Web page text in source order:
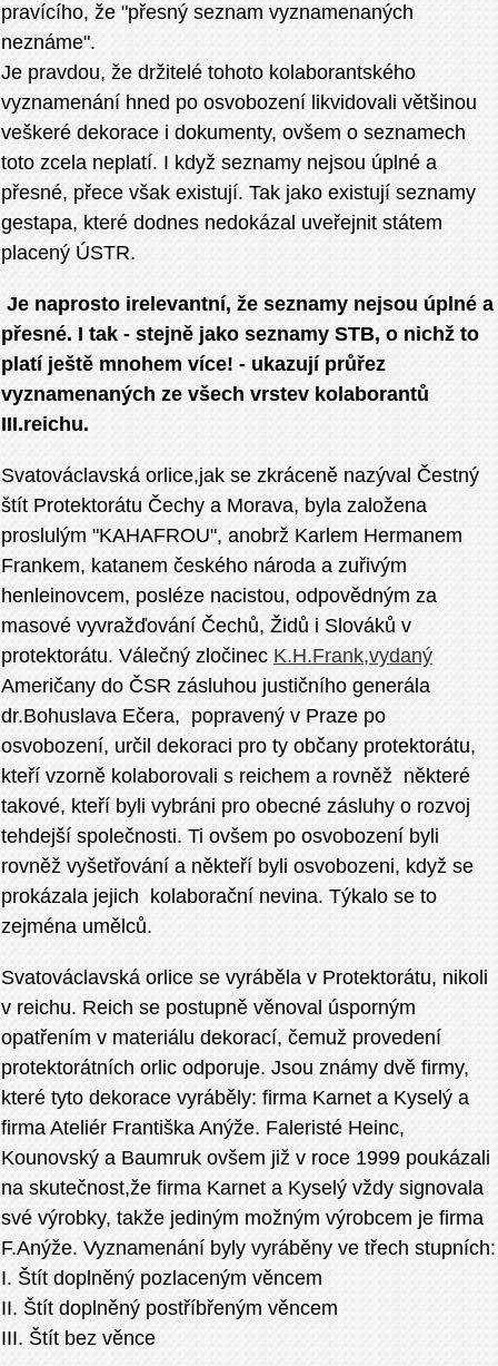
pravícího, že "přesný seznam vyznamenaných
neznáme".
Je pravdou, že držitelé tohoto kolaborantského
vyznamenání hned po osvobození likvidovali většinou
veškeré dekorace i dokumenty, ovšem o seznamech
toto zcela neplatí. I když seznamy nejsou úplné a
přesné, přece však existují. Tak jako existují seznamy
gestapa, které dodnes nedokázal uveřejnit státem
placený ÚSTR.
Je naprosto irelevantní, že seznamy nejsou úplné a
přesné. I tak - stejně jako seznamy STB, o nichž to
platí ještě mnohem více! - ukazují průřez
vyznamenaných ze všech vrstev kolaborantů
III.reichu.
Svatováclavská orlice,jak se zkráceně nazýval Čestný
štít Protektorátu Čechy a Morava, byla založena
proslulým "KAHAFROU", anobrž Karlem Hermanem
Frankem, katanem českého národa a zuřivým
henleinovcem, posléze nacistou, odpovědným za
masové vyvražďování Čechů, Židů i Slováků v
protektorátu. Válečný zločinec K.H.Frank,vydaný
Američany do ČSR zásluhou justičního generála
dr.Bohuslava Ečera, popravený v Praze po
osvobození, určil dekoraci pro ty občany protektorátu,
kteří vzorně kolaborovali s reichem a rovněž některé
takové, kteří byli vybráni pro obecné zásluhy o rozvoj
tehdejší společnosti. Ti ovšem po osvobození byli
rovněž vyšetřování a někteří byli osvobozeni, když se
prokázala jejich kolaborační nevina. Týkalo se to
zejména umělců.
Svatováclavská orlice se vyráběla v Protektorátu, nikoli
v reichu. Reich se postupně věnoval úsporným
opatřením v materiálu dekorací, čemuž provedení
protektorátních orlic odporuje. Jsou známy dvě firmy,
které tyto dekorace vyráběly: firma Karnet a Kyselý a
firma Ateliér Františka Anýže. Faleristé Heinc,
Kounovský a Baumruk ovšem již v roce 1999 poukázali
na skutečnost,že firma Karnet a Kyselý vždy signovala
své výrobky, takže jediným možným výrobcem je firma
F.Anýže. Vyznamenání byly vyráběny ve třech stupních:
I. Štít doplněný pozlaceným věncem
II. Štít doplněný postříbřeným věncem
III. Štít bez věnce